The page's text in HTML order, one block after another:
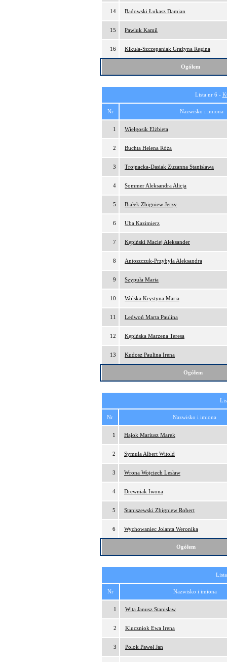
14 Badowski Łukasz Damian
15 Pawluk Kamil
16 Kikuła-Szczepaniak Grażyna Regina
Ogółem
Lista nr 6 -
Nr Nazwisko i imiona
1 Wielgosik Elżbieta
2 Buchta Helena Róża
3 Trojnacka-Dasiak Zuzanna Stanisława
4 Sommer Aleksandra Alicja
5 Białek Zbigniew Jerzy
6 Uba Kazimierz
7 Kępiński Maciej Aleksander
8 Antoszczuk-Przybyła Aleksandra
9 Szypuła Maria
10 Wolska Krystyna Maria
11 Ledwoń Marta Paulina
12 Kępińska Marzena Teresa
13 Kudosz Paulina Irena
Ogółem
Nr Nazwisko i imiona
1 Hajok Mariusz Marek
2 Symula Albert Witold
3 Wrona Wojciech Lesław
4 Drewniak Iwona
5 Staniszewski Zbigniew Robert
6 Wychowaniec Jolanta Weronika
Ogółem
Nr Nazwisko i imiona
1 Wita Janusz Stanisław
2 Kluczniok Ewa Irena
3 Polok Paweł Jan